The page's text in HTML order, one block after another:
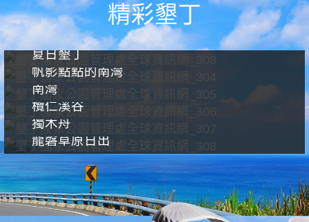
精彩墾丁
夏日墾丁
帆影點點的南灣
南灣
欖仁溪谷
獨木舟
龍磐草原日出